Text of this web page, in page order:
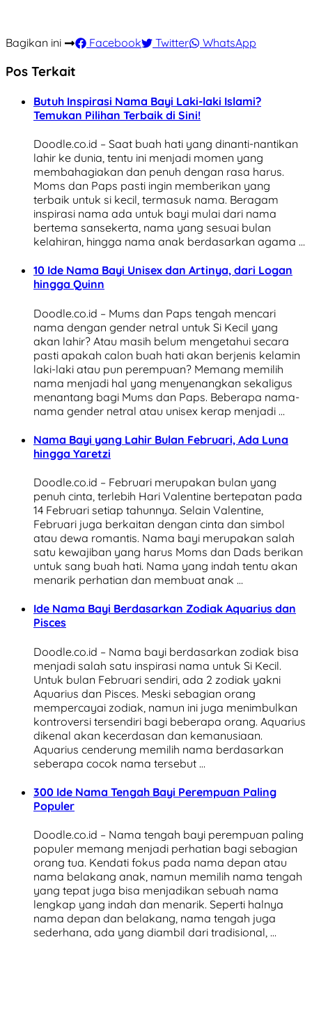
Bagikan ini Facebook Twitter WhatsApp
Pos Terkait
Butuh Inspirasi Nama Bayi Laki-laki Islami?
Temukan Pilihan Terbaik di Sini!
Doodle.co.id – Saat buah hati yang dinanti-nantikan
lahir ke dunia, tentu ini menjadi momen yang
membahagiakan dan penuh dengan rasa harus.
Moms dan Paps pasti ingin memberikan yang
terbaik untuk si kecil, termasuk nama. Beragam
inspirasi nama ada untuk bayi mulai dari nama
bertema sansekerta, nama yang sesuai bulan
kelahiran, hingga nama anak berdasarkan agama …
10 Ide Nama Bayi Unisex dan Artinya, dari Logan
hingga Quinn
Doodle.co.id – Mums dan Paps tengah mencari
nama dengan gender netral untuk Si Kecil yang
akan lahir? Atau masih belum mengetahui secara
pasti apakah calon buah hati akan berjenis kelamin
laki-laki atau pun perempuan? Memang memilih
nama menjadi hal yang menyenangkan sekaligus
menantang bagi Mums dan Paps. Beberapa nama-
nama gender netral atau unisex kerap menjadi …
Nama Bayi yang Lahir Bulan Februari, Ada Luna
hingga Yaretzi
Doodle.co.id – Februari merupakan bulan yang
penuh cinta, terlebih Hari Valentine bertepatan pada
14 Februari setiap tahunnya. Selain Valentine,
Februari juga berkaitan dengan cinta dan simbol
atau dewa romantis. Nama bayi merupakan salah
satu kewajiban yang harus Moms dan Dads berikan
untuk sang buah hati. Nama yang indah tentu akan
menarik perhatian dan membuat anak …
Ide Nama Bayi Berdasarkan Zodiak Aquarius dan
Pisces
Doodle.co.id – Nama bayi berdasarkan zodiak bisa
menjadi salah satu inspirasi nama untuk Si Kecil.
Untuk bulan Februari sendiri, ada 2 zodiak yakni
Aquarius dan Pisces. Meski sebagian orang
mempercayai zodiak, namun ini juga menimbulkan
kontroversi tersendiri bagi beberapa orang. Aquarius
dikenal akan kecerdasan dan kemanusiaan.
Aquarius cenderung memilih nama berdasarkan
seberapa cocok nama tersebut …
300 Ide Nama Tengah Bayi Perempuan Paling
Populer
Doodle.co.id – Nama tengah bayi perempuan paling
populer memang menjadi perhatian bagi sebagian
orang tua. Kendati fokus pada nama depan atau
nama belakang anak, namun memilih nama tengah
yang tepat juga bisa menjadikan sebuah nama
lengkap yang indah dan menarik. Seperti halnya
nama depan dan belakang, nama tengah juga
sederhana, ada yang diambil dari tradisional, …